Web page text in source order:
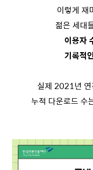
이렇게 재
젊은 세대
이용자
기록적
실제 2021년
누적 다운로드 수